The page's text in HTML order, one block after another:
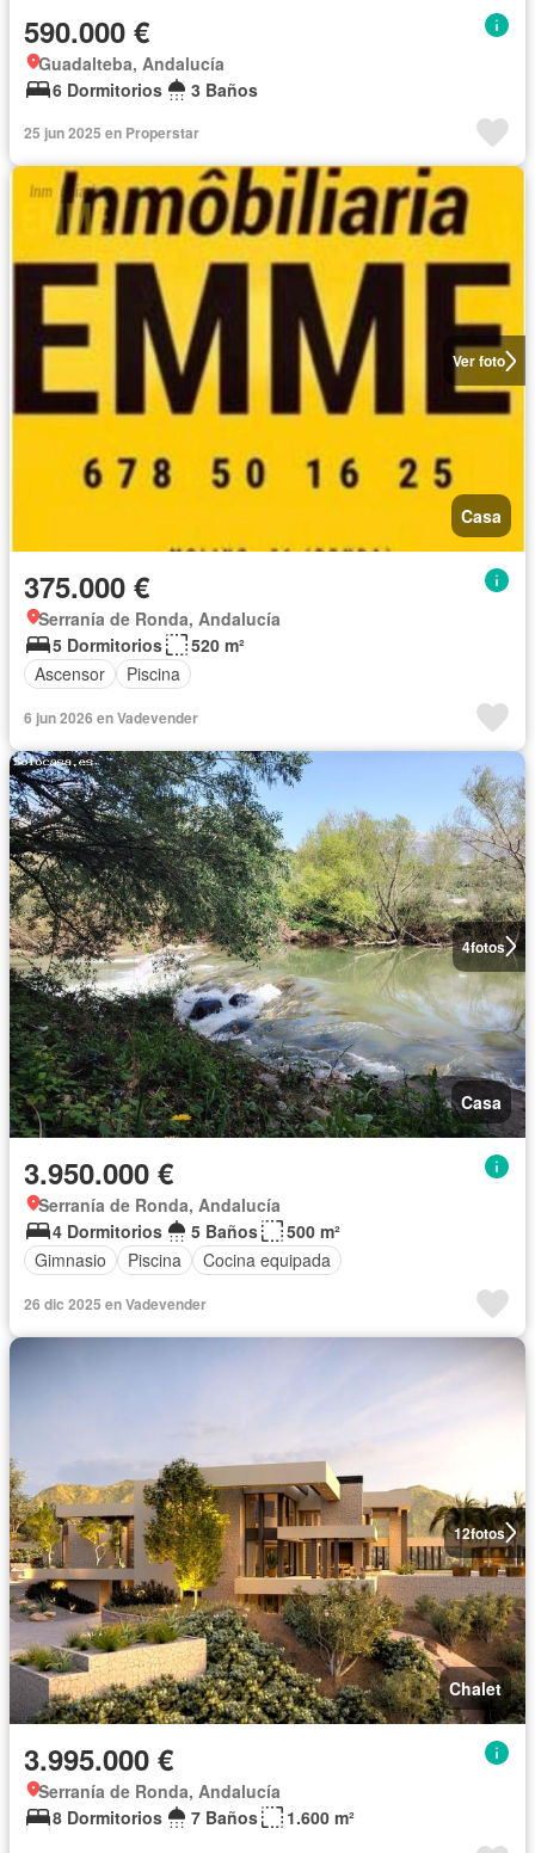
590.000 €
Guadalteba, Andalucía
6 Dormitorios
3 Baños
25 jun 2025 en Properstar
Ver foto
Casa
375.000 €
Serranía de Ronda, Andalucía
5 Dormitorios
520 m²
Ascensor
Piscina
6 jun 2026 en Vadevender
4fotos
Casa
3.950.000 €
Serranía de Ronda, Andalucía
4 Dormitorios
5 Baños
500 m²
Gimnasio
Piscina Cocina equipada
26 dic 2025 en Vadevender
12fotos
Chalet
3.995.000 €
Serranía de Ronda, Andalucía
8 Dormitorios
7 Baños 1.600 m²